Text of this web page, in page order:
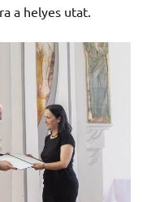
a helyes utat.